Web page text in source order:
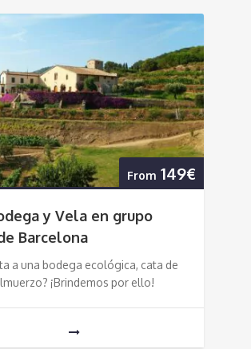
From 149€
y Vela en grupo
Barcelona
a una bodega ecológica, cata de
¡Brindemos por ello!